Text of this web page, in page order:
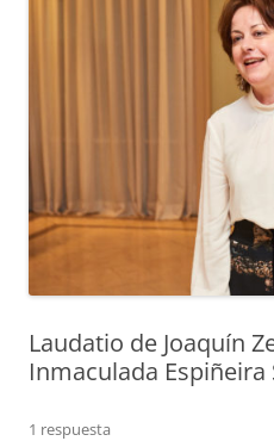
Laudatio de Joaquín
Inmaculada Espiñeira
1 respuesta